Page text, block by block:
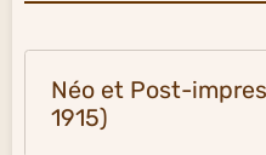
Néo et Post-
1915)